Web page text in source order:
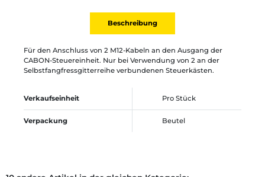
Beschreibung
Für den Anschluss von 2 M12-Kabeln an den Ausgang der
CABON-Steuereinheit. Nur bei Verwendung von 2 an der
Selbstfangfressgitterreihe verbundenen Steuerkästen.
Verkaufseinheit Pro Stück
Verpackung Beutel